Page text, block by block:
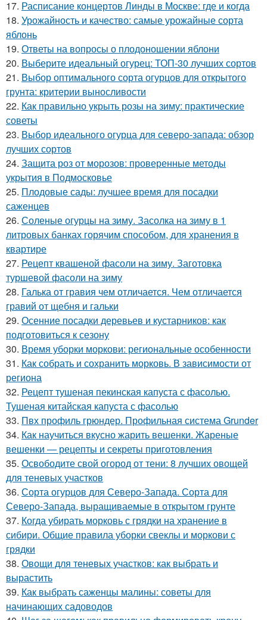
17. Расписание концертов Линды в Москве: где и когда
18. Урожайность и качество: самые урожайные сорта
яблонь
19. Ответы на вопросы о плодоношении яблони
20. Выберите идеальный огурец: ТОП-30 лучших сортов
21. Выбор оптимального сорта огурцов для открытого
грунта: критерии выносливости
22. Как правильно укрыть розы на зиму: практические
советы
23. Выбор идеального огурца для северо-запада: обзор
лучших сортов
24. Защита роз от морозов: проверенные методы
укрытия в Подмосковье
25. Плодовые сады: лучшее время для посадки
саженцев
26. Соленые огурцы на зиму. Засолка на зиму в 1
литровых банках горячим способом, для хранения в
квартире
27. Рецепт квашеной фасоли на зиму. Заготовка
туршевой фасоли на зиму
28. Галька от гравия чем отличается. Чем отличается
гравий от щебня и гальки
29. Осенние посадки деревьев и кустарников: как
подготовиться к сезону
30. Время уборки моркови: региональные особенности
31. Как собрать и сохранить морковь. В зависимости от
региона
32. Рецепт тушеная пекинская капуста с фасолью.
Тушеная китайская капуста с фасолью
33. Пвх профиль грюндер. Профильная система Grunder
34. Как научиться вкусно жарить вешенки. Жареные
вешенки — рецепты и секреты приготовления
35. Освободите свой огород от тени: 8 лучших овощей
для теневых участков
36. Сорта огурцов для Северо-Запада. Сорта для
Северо-Запада, выращиваемые в открытом грунте
37. Когда убирать морковь с грядки на хранение в
сибири. Общие правила уборки свеклы и моркови с
грядки
38. Овощи для теневых участков: как выбрать и
вырастить
39. Как выбрать саженцы малины: советы для
начинающих садоводов